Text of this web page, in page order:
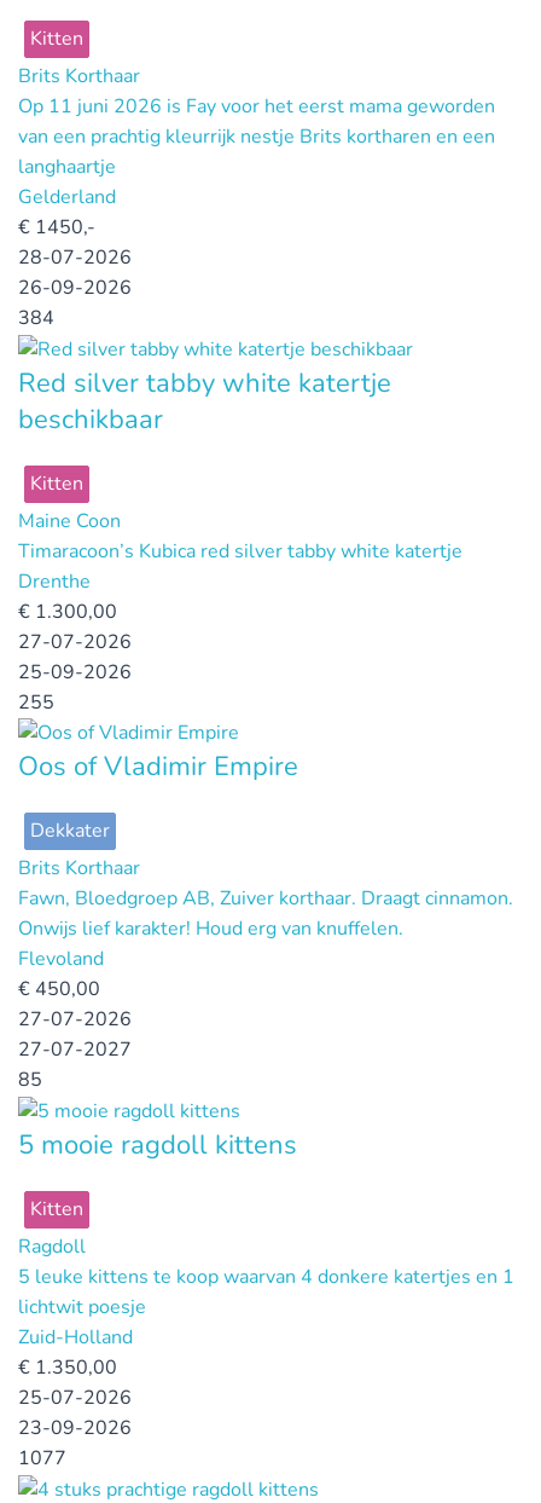
Kitten
Brits Korthaar
Op 11 juni 2026 is Fay voor het eerst mama geworden
van een prachtig kleurrijk nestje Brits kortharen en een
langhaartje
Gelderland
€ 1450,-
28-07-2026
26-09-2026
384
Red silver tabby white katertje
beschikbaar
Kitten
Maine Coon
Timaracoon’s Kubica red silver tabby white katertje
Drenthe
€ 1.300,00
27-07-2026
25-09-2026
255
Oos of Vladimir Empire
Dekkater
Brits Korthaar
Fawn, Bloedgroep AB, Zuiver korthaar. Draagt cinnamon.
Onwijs lief karakter! Houd erg van knuffelen.
Flevoland
€ 450,00
27-07-2026
27-07-2027
85
5 mooie ragdoll kittens
Kitten
Ragdoll
5 leuke kittens te koop waarvan 4 donkere katertjes en 1
lichtwit poesje
Zuid-Holland
€ 1.350,00
25-07-2026
23-09-2026
1077